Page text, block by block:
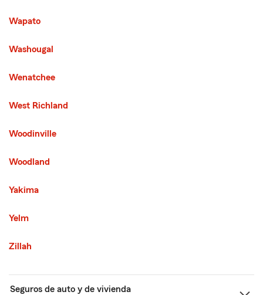
Wapato
Washougal
Wenatchee
West Richland
Woodinville
Woodland
Yakima
Yelm
Zillah
Seguros de auto y de vivienda